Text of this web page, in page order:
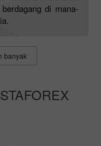
di mana-
banyak